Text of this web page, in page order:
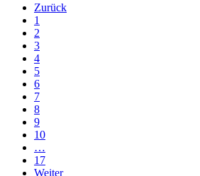
Zurück
1
2
3
4
5
6
7
8
9
10
…
17
Weiter